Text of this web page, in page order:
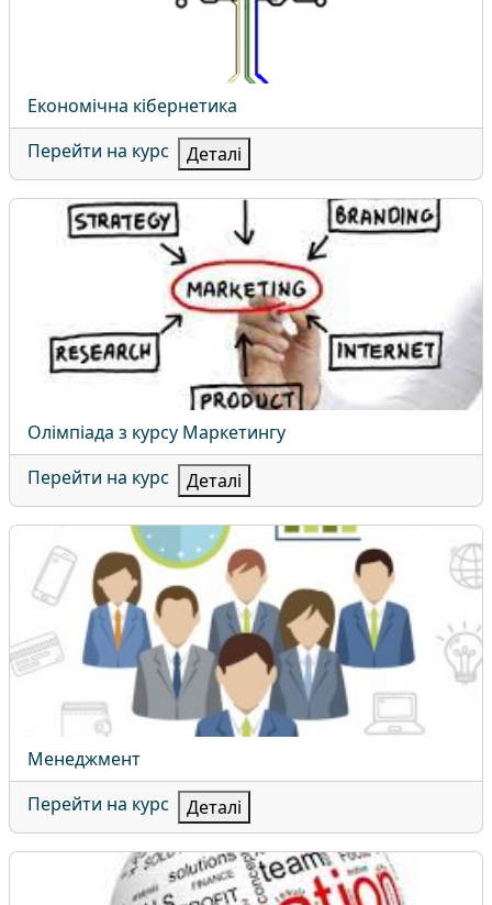
Назва курсу
Економічна кібернетика
Перейти на курс
Деталі
Олімпіада з курсу Маркетингу
Назва курсу
Олімпіада з курсу Маркетингу
Перейти на курс
Деталі
Менеджмент
Назва курсу
Менеджмент
Перейти на курс
Деталі
Менеджмент інноваційної діяльності